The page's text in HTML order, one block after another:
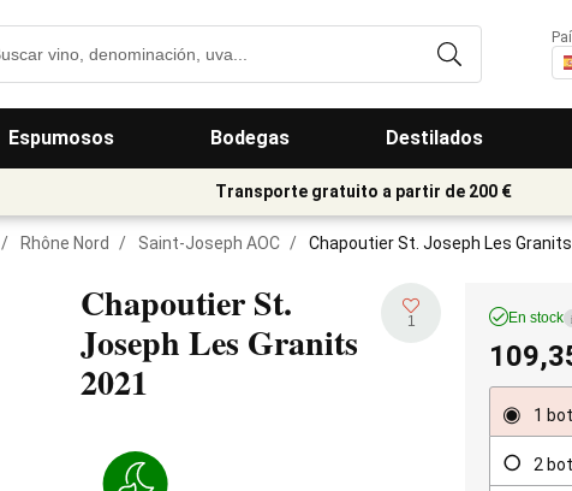
Espumosos Bodegas Destilados
Transporte gratuito a partir de 200 €
/ Rhône Nord / Saint-Joseph AOC / Chapoutier St. Joseph Les Granits
Chapoutier St.
Joseph Les Granits
2021
1 En stock i
1
2